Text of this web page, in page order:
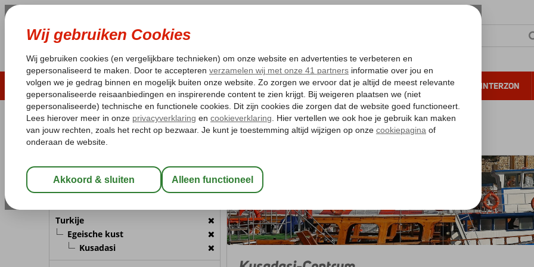
LAST MINUTE ZOMER 2026 ZONVAKANTIE VERRE REIZEN ALL INCLUSIVE WINTERZON
Pakketgarantie Laagsteprijsgarantie* Gratis annuleren*
REISGEZELSCHAP
Wijzig Reisgezelschap
Turkije
Egeische kust
Kusadasi